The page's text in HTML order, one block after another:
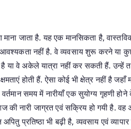
जाता है. यह एक मानसिकता है,
नहीं है. वे व्यवसाय शुरू करने या
है या वे अकेले यात्रा नहीं कर सकती हैं.
होती हैं. ऐसा कोई भी क्षेत्र नहीं है जहाँ
समय में नारीयाँ एक सुयोग्य गृहणी
नारी जाग्रत एवं सक्रिय हो गयी है. वह
प्रतिष्ठा भी बढ़ी है, व्यवसाय एवं